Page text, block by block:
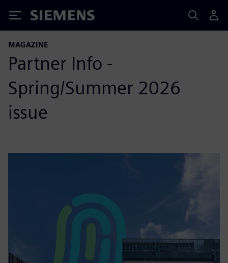
Siemens
MAGAZINE
Partner Info -
Spring/Summer 2026
issue